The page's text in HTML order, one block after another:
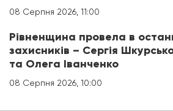
08 Серпня 2026, 11:00
Рівненщина провела в
захисників – Сергія
та Олега Іванченко
08 Серпня 2026, 10:00